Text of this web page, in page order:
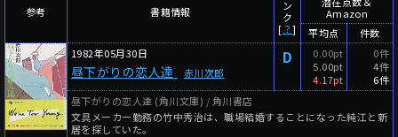
読者数
人
年代
年代と月の範囲
先月以降 今月以降
年
参考 書籍情報
ン
ク
[ ？]
Amazon
平均点
件数
1982年05月30日
昼下がりの恋人達 赤川次郎
D
0.00pt
5.00pt
4.17pt
0件
4件
6件
昼下がりの恋人達 (角川文庫) / 角川書店
文具メーカー勤務の竹中秀治は、職場結婚することになった純江と新
居を探していた。